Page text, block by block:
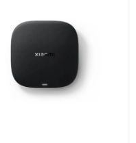
tính bảng,.. với tổng công
suất lên tới 65W Max,
A thì công suất lúc này
18W Max khi sử dụng cả 2